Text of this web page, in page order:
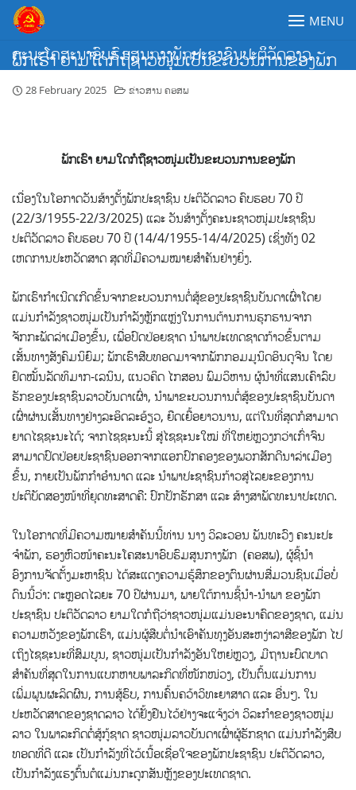
Skip
content
ຄະນະໂຄສະນາອົບຮົມສູນກາງພັກປະຊາຊົນປະຕິວັດລາວ
MENU
ພັກເຮົາ ຍາມໃດກໍຖືຊາວໜຸ່ມເປັນຂະບວນການຂອງພັກ
28 February 2025 ຂ່າວສານ ຄອສພ
ພັກເຮົາ ຍາມໃດກໍຖືຊາວໜຸ່ມເປັນຂະບວນການຂອງພັກ
ເນື່ອງໃນໂອກາດວັນສ້າງຕັ້ງພັກປະຊາຊົນ ປະຕິວັດລາວ ຄົບຮອບ 70 ປີ
(22/3/1955-22/3/2025) ແລະວັນສ້າງຕັ້ງຄະນະຊາວໜຸ່ມປະຊາຊົນ
ປະຕິວັດລາວ ຄົບຮອບ 70 ປີ (14/4/1955-14/4/2025) ເຊິ່ງທັງ 02
ເຫດການປະຫວັດສາດ ສຸດທີ່ມີຄວາມໝາຍສໍາຄັນຢ່າງຍິ່ງ.
ພັກເຮົາກໍາເນີດເກີດຂຶ້ນຈາກຂະບວນການຕໍ່ສູ້ຂອງປະຊາຊົນບັນດາເຜົ່າໂດຍ
ແມ່ນກຳລັງຊາວໜຸ່ມເປັນກຳລັງຫຼັກແຫຼ່ງໃນການຕ້ານການຮຸກຮານຈາກ
ຈັກກະພັດລ່າເມືອງຂຶ້ນ, ເພື່ອປົດປ່ອຍຊາດ ນໍາພາປະເທດຊາດກ້າວຂຶ້ນຕາມ
ເສັ້ນທາງສັງຄົມນິຍົມ; ພັກເຮົາສືບທອດມາຈາກພັກກອມມູນິດອິນດູຈີນ ໂດຍ
ຢຶດໝັ້ນລັດທິມາກ-ເລນິນ, ແນວຄິດ ໄກສອນ ພົມວິຫານ ຜູ້ນຳທີ່ແສນເຄົາລົບ
ຮັກຂອງປະຊາຊົນລາວບັນດາເຜົ່າ, ນໍາພາຂະບວນການຕໍ່ສູ້ຂອງປະຊາຊົນບັນດາ
ເຜົ່າຜ່ານເສັ້ນທາງຢ່າງລະອິດລະອ້ຽວ, ຍືດເຍື້ອຍາວນານ, ແຕ່ໃນທີ່ສຸດກໍສາມາດ
ຍາດໄຊຊະນະໄດ້; ຈາກໄຊຊະນະນີ້ ສູ່ໄຊຊະນະໃໝ່ ທີ່ໃຫຍ່ຫຼວງກວ່າເກົ່າຈົນ
ສາມາດປົດປ່ອຍປະຊາຊົນອອກຈາກແອກປົກຄອງຂອງພວກສັກດີນາລ່າເມືອງ
ຂຶ້ນ, ກາຍເປັນພັກກໍາອໍານາດ ແລະ ນໍາພາປະຊາຊົນກ້າວສູ່ໄລຍະຂອງການ
ປະຕິບັດສອງໜ້າທີ່ຍຸດທະສາດຄື: ປົກປັກຮັກສາ ແລະ ສ້າງສາພັດທະນາປະເທດ.
ໃນໂອກາດທີ່ມີຄວາມໝາຍສຳຄັນນີ້ທ່ານ ນາງ ວິລະວອນ ພັນທະວົງ ຄະນະປະ
ຈໍາພັກ, ຮອງຫົວໜ້າຄະນະໂຄສະນາອົບຮົມສູນກາງພັກ (ຄອສພ), ຜູ້ຊີ້ນຳ
ອົງການຈັດຕັ້ງມະຫາຊົນ ໄດ້ສະແດງຄວາມຮູ້ສຶກຂອງຕົນຜ່ານສື່ມວນຊົນເມື່ອບໍ່
ດົນນີ້ວ່າ: ຕະຫຼອດໄລຍະ 70 ປີຜ່ານມາ, ພາຍໃຕ້ການຊີ້ນໍາ-ນໍາພາ ຂອງພັກ
ປະຊາຊົນ ປະຕິວັດລາວ ຍາມໃດກໍຖືວ່າຊາວໜຸ່ມແມ່ນອະນາຄົດຂອງຊາດ, ແມ່ນ
ຄວາມຫວັງຂອງພັກເຮົາ, ແມ່ນຜູ້ສືບຕໍ່ນຳເອົາຄັນທຸງອັນສະຫງ່າລາສີຂອງພັກ ໄປ
ເຖິງໄຊຊະນະທີ່ສົມບູນ, ຊາວໜຸ່ມເປັນກຳລັງອັນໃຫຍ່ຫຼວງ, ມີຖານະບົດບາດ
ສຳຄັນທີ່ສຸດໃນການແບກຫາບພາລະກິດທີ່ໜັກໜ່ວງ, ເປັນຕົ້ນແມ່ນການ
ເພີ່ມພູນຜະລິດຜົນ, ການສູ້ຮົບ, ການຄົ້ນຄວ້າວິທະຍາສາດ ແລະ ອື່ນໆ. ໃນ
ປະຫວັດສາດຂອງຊາດລາວ ໄດ້ຢັ້ງຢືນໄວ້ຢ່າງຈະແຈ້ງວ່າ ວິລະກໍາຂອງຊາວໜຸ່ມ
ລາວ ໃນພາລະກິດຕໍ່ສູ້ກູ້ຊາດ ຊາວໜຸ່ມລາວບັນດາເຜົ່າຜູ້ຮັກຊາດ ແມ່ນກຳລັງສືບ
ທອດທີ່ດີ ແລະ ເປັນກຳລັງທີ່ໄວ້ເນື້ອເຊື່ອໃຈຂອງພັກປະຊາຊົນ ປະຕິວັດລາວ,
ເປັນກຳລັງແຮງຕົ້ນຕໍແມ່ນກະດູກສັນຫຼັງຂອງປະເທດຊາດ.